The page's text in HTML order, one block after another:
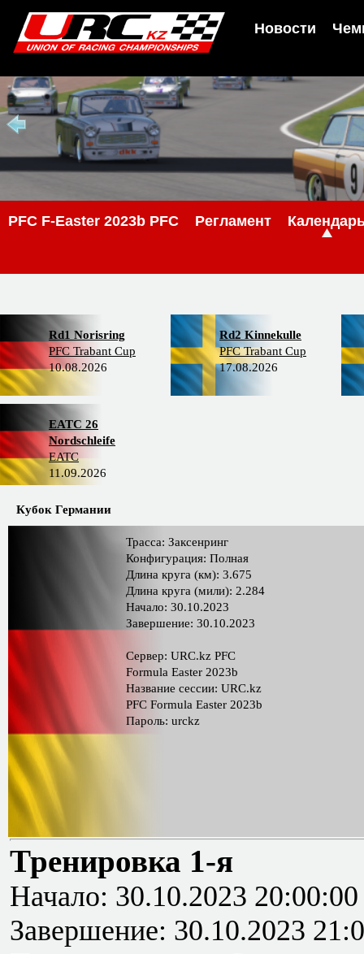
Новости
PFС F-Easter 2023b PFC Регламент
Rd1 Norisring
PFC Trabant Cup
10.08.2026
Rd2 Kinnekulle
PFC Trabant Cup
17.08.2026
EATC 26
Nordschleife
EATC
11.09.2026
Кубок Германии
Трасса: Заксенринг
Конфигурация: Полная
Длина круга (км): 3.675
Длина круга (мили): 2.284
Начало: 30.10.2023
Завершение: 30.10.2023
Сервер: URC.kz PFС
Formula Easter 2023b
Название сессии: URC.kz
PFС Formula Easter 2023b
Пароль: urckz
Тренировка 1-я
Начало: 30.10.2023 20:00:00
Завершение: 30.10.2023